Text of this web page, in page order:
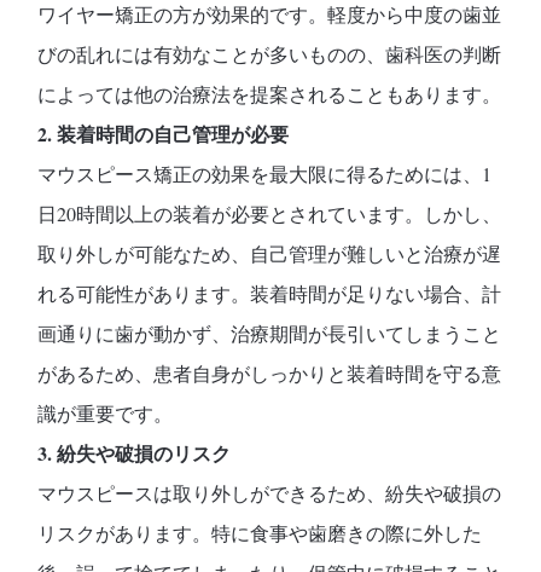
ワイヤー矯正の方が効果的です。軽度から中度の歯並
びの乱れには有効なことが多いものの、歯科医の判断
によっては他の治療法を提案されることもあります。
2. 装着時間の自己管理が必要
マウスピース矯正の効果を最大限に得るためには、1
日20時間以上の装着が必要とされています。しかし、
取り外しが可能なため、自己管理が難しいと治療が遅
れる可能性があります。装着時間が足りない場合、計
画通りに歯が動かず、治療期間が長引いてしまうこと
があるため、患者自身がしっかりと装着時間を守る意
識が重要です。
3. 紛失や破損のリスク
マウスピースは取り外しができるため、紛失や破損の
リスクがあります。特に食事や歯磨きの際に外した